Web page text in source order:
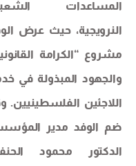
المساعدات الشعبية
النرويجية، حيث عرض الوفد
مشروع “الكرامة القانونية”
والجهود المبذولة في خدمة
اللاجئين الفلسطينيين. وقد
ضم الوفد مدير المؤسسة
الدكتور محمود الحنفي،